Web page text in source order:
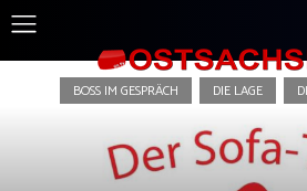
Der
BOSS IM GESPRÄCH DIE LAGE